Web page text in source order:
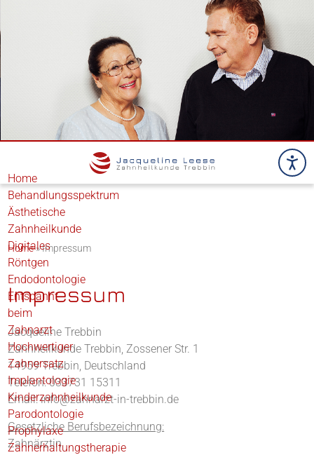
Home
Behandlungsspektrum
Ästhetische
Zahnheilkunde
Digitales
Röntgen
Endodontologie
Entspannt
beim
Zahnarzt
Hochwertiger
Zahnersatz
Implantologie
Kinderzahnheilkunde
Parodontologie
Prophylaxe
Zahnerhaltungstherapie
Home»Impressum
Impressum
Jacqueline Trebbin
Zahnheilkunde Trebbin, Zossener Str. 1
14959 Trebbin, Deutschland
Telefon: 033731 15311
Email:info@zahnarzt-in-trebbin.de
Gesetzliche Berufsbezeichnung:
Zahnärztin